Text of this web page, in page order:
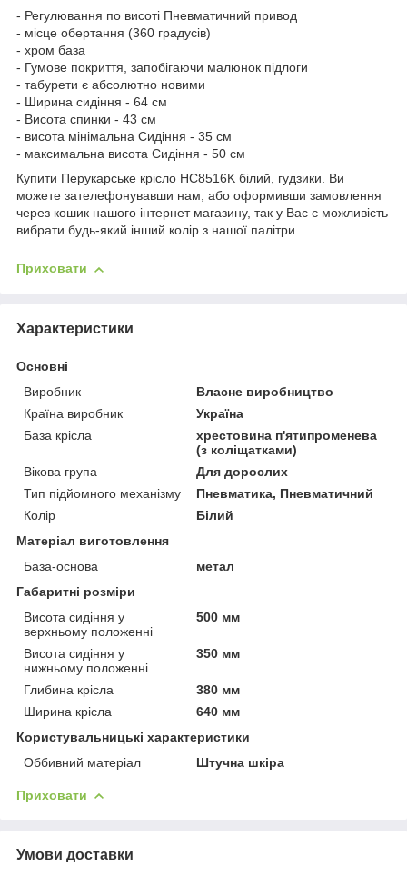
- Регулювання по висоті Пневматичний привод
- місце обертання (360 градусів)
- хром база
- Гумове покриття, запобігаючи малюнок підлоги
- табурети є абсолютно новими
- Ширина сидіння - 64 см
- Висота спинки - 43 см
- висота мінімальна Сидіння - 35 см
- максимальна висота Сидіння - 50 см
Купити Перукарське крісло HC8516K білий, гудзики. Ви
можете зателефонувавши нам, або оформивши замовлення
через кошик нашого інтернет магазину, так у Вас є можливість
вибрати будь-який інший колір з нашої палітри.
Приховати
Характеристики
Основні
Виробник
Власне виробництво
Країна виробник
Україна
База крісла
хрестовина п'ятипроменева
(з коліщатками)
Вікова група
Для дорослих
Тип підйомного механізму
Пневматика, Пневматичний
Колір
Білий
Матеріал виготовлення
База-основа
метал
Габаритні розміри
Висота сидіння у
верхньому положенні
500 мм
Висота сидіння у
нижньому положенні
350 мм
Глибина крісла
380 мм
Ширина крісла
640 мм
Користувальницькі характеристики
Оббивний матеріал
Штучна шкіра
Приховати
Умови доставки